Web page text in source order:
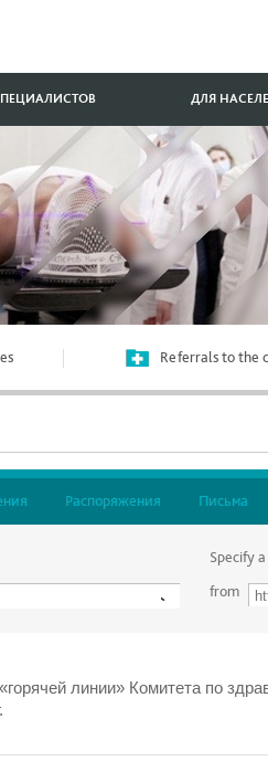
ДЛЯ
Referrals to the
Распоряжения Письма
Specify
from
линии» Комитета по